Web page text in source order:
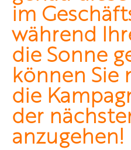
im
während
die Sonne
können Sie
die
der
anzugehen!